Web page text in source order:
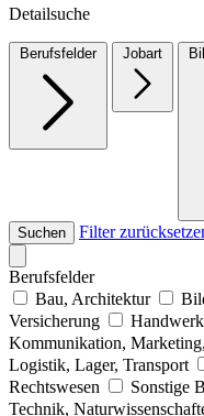
Detailsuche
Berufsfelder Jobart
Suchen Filter
Berufsfelder
Bau, Architektur
Versicherung
Kommunikation,
Logistik, Lager, Transport
Rechtswesen
Sonstige
Technik,